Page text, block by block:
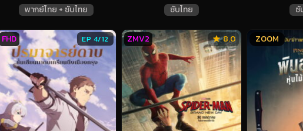
พากย์ไทย + ซับไทย
ซับไทย
ซั
EP 4/12
FHD 8.0
ZMV2 ZOOM